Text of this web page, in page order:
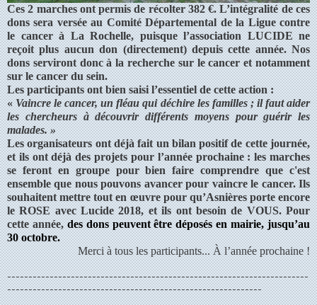
Ces 2 marches ont permis de récolter 382 €. L’intégralité de ces
dons sera versée au Comité Départemental de la Ligue contre
le cancer à La Rochelle, puisque l’association LUCIDE ne
reçoit plus aucun don (directement) depuis cette année. Nos
dons serviront donc à la recherche sur le cancer et notamment
sur le cancer du sein.
Les participants ont bien saisi l’essentiel de cette action :
«Vaincre le cancer, un fléau qui déchire les familles ; il faut aider
les chercheurs à découvrir différents moyens pour guérir les
malades. »
Les organisateurs ont déjà fait un bilan positif de cette journée,
et ils ont déjà des projets pour l’année prochaine : les marches
se feront en groupe pour bien faire comprendre que c'est
ensemble que nous pouvons avancer pour vaincre le cancer. Ils
souhaitent mettre tout en œuvre pour qu’Asnières porte encore
le ROSE avec Lucide 2018, et ils ont besoin de VOUS. Pour
cette année,des dons peuvent être déposés en mairie, jusqu’au
30 octobre.
Merci à tous les participants... À l’année prochaine !
-----------------------------------------------------------------------
------------------------------------------------------------